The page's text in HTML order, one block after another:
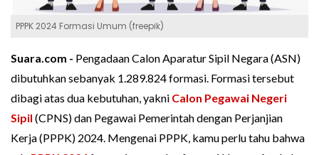
PPPK 2024 Formasi Umum (freepik)
Suara.com - Pengadaan Calon Aparatur Sipil Negara (ASN)
dibutuhkan sebanyak 1.289.824 formasi. Formasi tersebut
dibagi atas dua kebutuhan, yakni Calon Pegawai Negeri
Sipil (CPNS) dan Pegawai Pemerintah dengan Perjanjian
Kerja (PPPK) 2024. Mengenai PPPK, kamu perlu tahu bahwa